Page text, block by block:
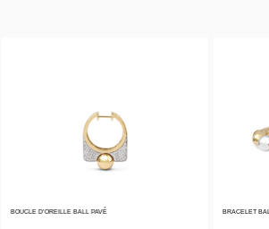
BOUCLE D’OREILLE BALL PAVÉ BRACELET BALL